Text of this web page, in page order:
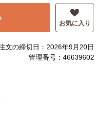
お気に入り
文の締切日：2026年9月20日
管理番号：46639602